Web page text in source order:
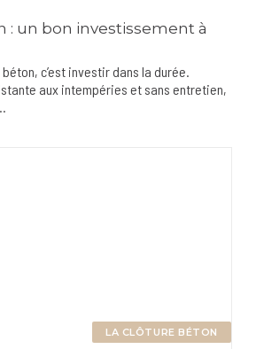
: un bon investissement à
c’est investir dans la durée.
aux intempéries et sans entretien,
LA CLÔTURE BÉTON